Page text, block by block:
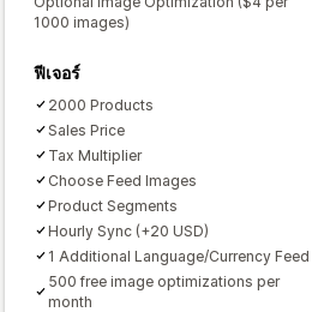
1000 images)
ฟีเจอร์
2000 Products
Sales Price
Tax Multiplier
Choose Feed Images
Product Segments
Hourly Sync (+20 USD)
1 Additional Language/Currency Feed
500 free image optimizations per
month